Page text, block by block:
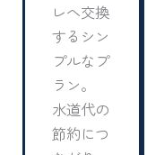
レへ交換
するシン
プルなプ
ラン。
水道代の
節約につ